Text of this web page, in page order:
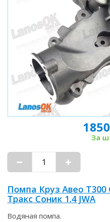
За
Помпа Круз Авео
Тракс Соник 1.4 JWA
Водяная помпа.